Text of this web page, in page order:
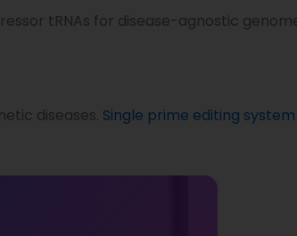
tRNAs for disease-agnostic
diseases. Single prime editing